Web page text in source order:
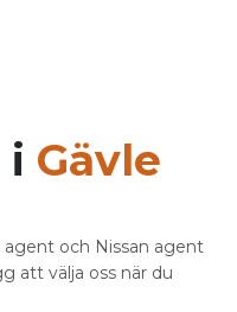
i Gävle
och Nissan agent
att välja oss när du